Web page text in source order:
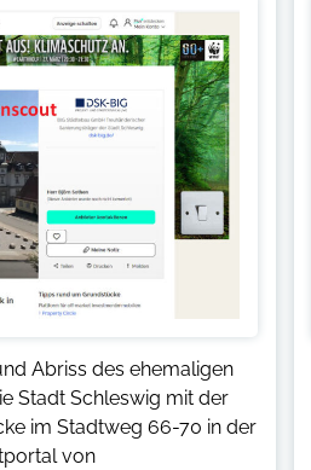
Abriss des ehemaligen
Stadt Schleswig mit der
im Stadtweg 66-70 in der
von